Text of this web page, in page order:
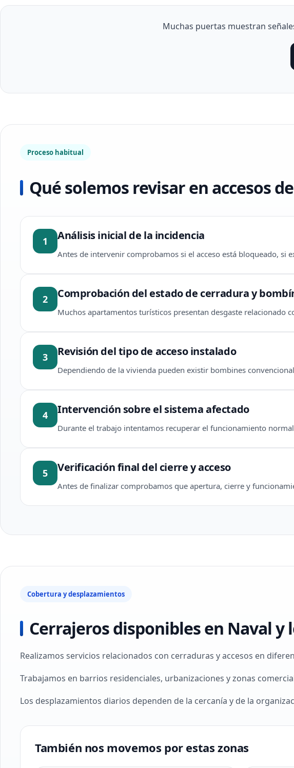
Muchas puertas muestran
Proceso habitual
Qué solemos revisar en accesos
1 Análisis inicial de la incidencia
Antes de intervenir comprobamos si el acceso está bloqueado, si
2 Comprobación del estado de cerradura y
Muchos apartamentos turísticos presentan desgaste relacionado
3 Revisión del tipo de acceso instalado
Dependiendo de la vivienda pueden existir bombines
4 Intervención sobre el sistema afectado
Durante el trabajo intentamos recuperar el funcionamiento
5 Verificación final del cierre y acceso
Antes de finalizar comprobamos que apertura, cierre y
Cobertura y desplazamientos
Cerrajeros disponibles en Naval y
Realizamos servicios relacionados con cerraduras y accesos en
Trabajamos en barrios residenciales, urbanizaciones y zonas
Los desplazamientos diarios dependen de la cercanía y de la
También nos movemos por estas zonas